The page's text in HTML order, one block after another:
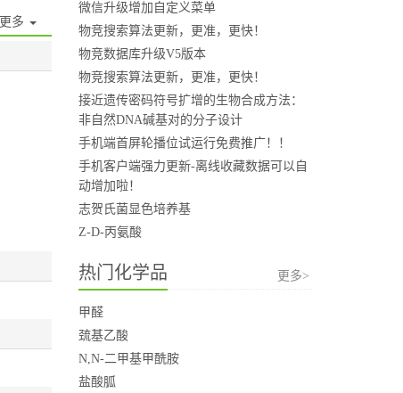
更多
微信升级增加自定义菜单
物竞搜索算法更新，更准，更快！
物竞数据库升级V5版本
物竞搜索算法更新，更准，更快！
接近遗传密码符号扩增的生物合成方法：
非自然DNA碱基对的分子设计
手机端首屏轮播位试运行免费推广！！
手机客户端强力更新-离线收藏数据可以自
动增加啦！
志贺氏菌显色培养基
Z-D-丙氨酸
热门化学品 更多>
甲醛
巯基乙酸
N,N-二甲基甲酰胺
盐酸胍